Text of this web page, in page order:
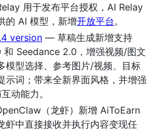
用于发布平台授权，AI Relay
的 AI 模型，新增开放平台 。
version — 草稿生成新增支持
和 Seedance 2.0，增强视频/图文
模型选择、参考图片/视频、目标
示词；带来全新界面风格，并增强
动能力。
（龙虾）新增 AiToEarn
虾中直接接收并执行内容变现任